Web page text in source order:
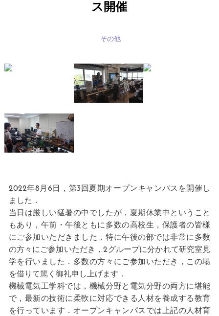
ス開催
その他
2022年8月6日，第3回夏期オープンキャンパスを開催し
ました．
当日は厳しい猛暑の中でしたが，夏期休業中ということ
もあり，午前・午後ともに多数の高校生，保護者の皆様
にご参加いただきました，特に午後の部では非常に多数
の方々にご参加いただき，2グループに分かれて研究室見
学を行いました．多数の方々にご参加いただき，この場
を借りて篤く御礼申し上げます．
機械電気工学科では，機械分野と電気分野の両方に堪能
で，最新の技術に柔軟に対応できる人材を養成する教育
を行っています．オープンキャンパスでは上記の人材育